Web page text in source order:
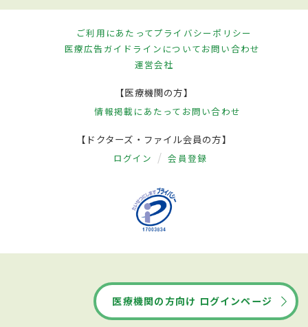
ご利用にあたってプライバシーポリシー
医療広告ガイドラインについてお問い合わせ
運営会社
【医療機関の方】
情報掲載にあたって お問い合わせ
【ドクターズ・ファイル会員の方】
ログイン 会員登録
医療機関の方向け ログインページ